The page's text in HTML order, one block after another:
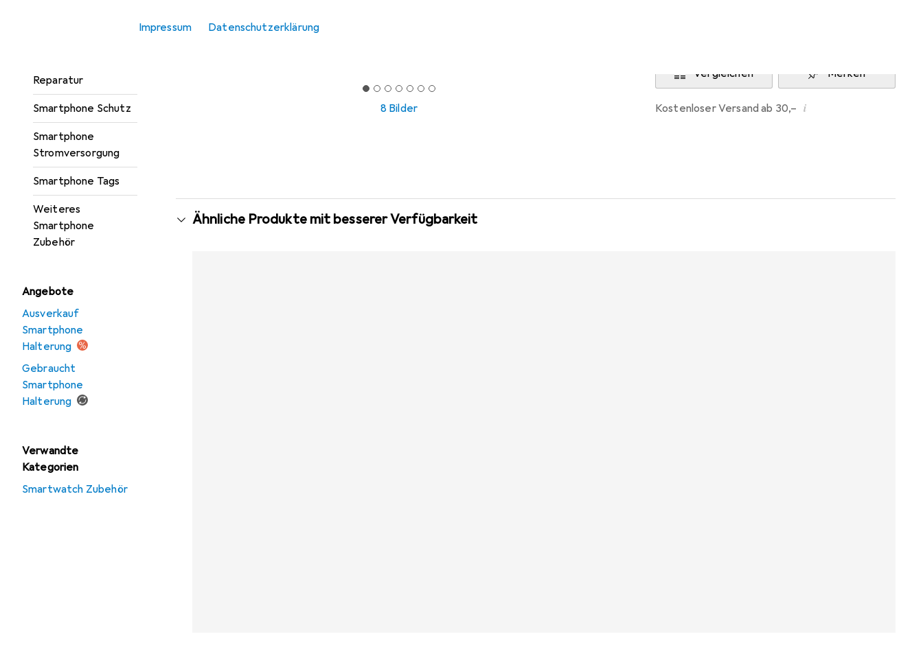
Impressum Datenschutzerklärung
Reparatur
Smartphone Schutz
Smartphone
Stromversorgung
Smartphone Tags
Weiteres
Smartphone
Zubehör
Angebote
Ausverkauf
Smartphone
Halterung
Gebraucht
Smartphone
Halterung
Verwandte
Kategorien
Smartwatch Zubehör
8 Bilder
Vergleichen Merken
Kostenloser Versand ab 30,– i
Ähnliche Produkte mit besserer Verfügbarkeit